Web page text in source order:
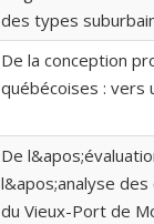
des types
De la conception
québécoises : vers
De
l&apos;analyse
du Vieux-Port de